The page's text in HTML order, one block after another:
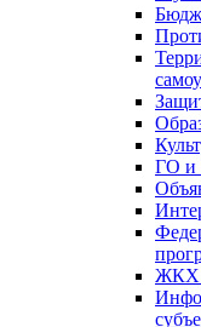
ГО и
ЖКХ